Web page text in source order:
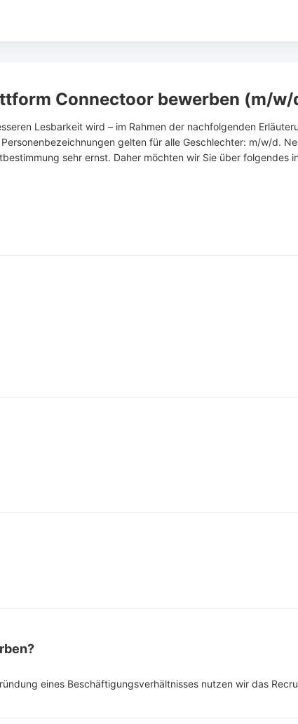
Connectoor bewerben (m/w/
Lesbarkeit wird – im Rahmen der nachfolgenden
gelten für alle Geschlechter: m/w/d.
sehr ernst. Daher möchten wir Sie über folgendes
eines Beschäftigungsverhältnisses nutzen wir das